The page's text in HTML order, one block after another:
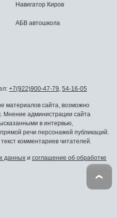
Навигатор Киров
АБВ автошкола
+7(922)900-47-79 54-16-05
материалов сайта, возможно
Мнение администрации сайта
в интервью,
речи персонажей публикаций.
комментариев читателей.
данных и соглашение об обработке